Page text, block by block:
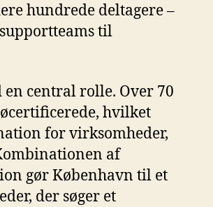
hundrede deltagere –
til
central rolle. Over 70
hvilket
for virksomheder,
af
gør København til et
der søger et